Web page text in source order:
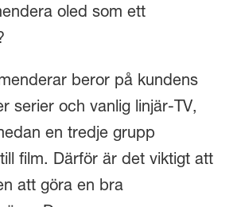
oled som ett
beror på kundens
serier och vanlig linjär-TV,
en tredje grupp
film. Därför är det viktigt att
att göra en bra